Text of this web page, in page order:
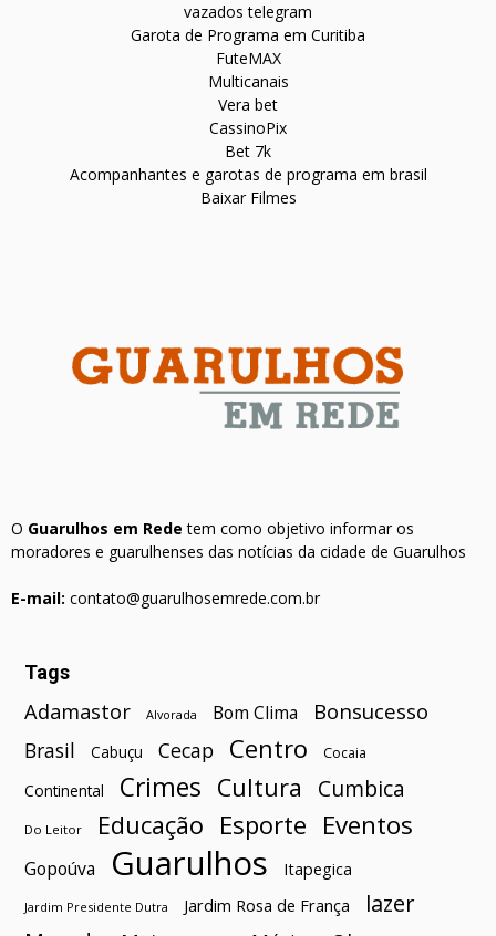
vazados telegram
Garota de Programa em Curitiba
FuteMAX
Multicanais
Vera bet
CassinoPix
Bet 7k
Acompanhantes e garotas de programa em brasil
Baixar Filmes
O Guarulhos em Rede tem como objetivo informar os
moradores e guarulhenses das notícias da cidade de Guarulhos
E-mail: contato@guarulhosemrede.com.br
Tags
Adamastor Alvorada Bom Clima Bonsucesso
Brasil Cabuçu Cecap Centro Cocaia
Continental Crimes Cultura Cumbica
Do Leitor Educação Esporte Eventos
Gopoúva Guarulhos Itapegica
Jardim Presidente Dutra Jardim Rosa de França
lazer